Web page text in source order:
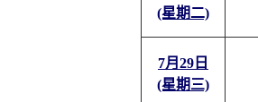
(星期二)
7月29日
(星期三)